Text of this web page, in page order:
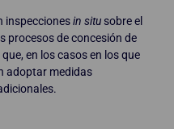
inspeccionesin situ sobre el
procesos de concesión de
en los casos en los que
adoptar medidas